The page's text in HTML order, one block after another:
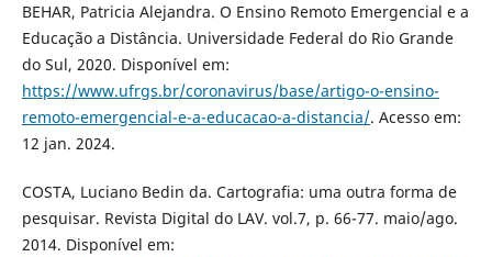
BEHAR, Patricia Alejandra. O Ensino Remoto Emergencial e a
Educação a Distância. Universidade Federal do Rio Grande
do Sul, 2020. Disponível em:
https://www.ufrgs.br/coronavirus/base/artigo-o-ensino-
remoto-emergencial-e-a-educacao-a-distancia/. Acesso em:
12 jan. 2024.
COSTA, Luciano Bedin da. Cartografia: uma outra forma de
pesquisar. Revista Digital do LAV. vol.7, p. 66-77. maio/ago.
2014. Disponível em: